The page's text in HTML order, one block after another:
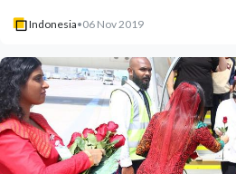
Indonesia•06 Nov 2019